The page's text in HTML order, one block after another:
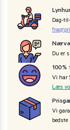
Dag-
Du er
100%
Vi har
Læs
Vi
bedste